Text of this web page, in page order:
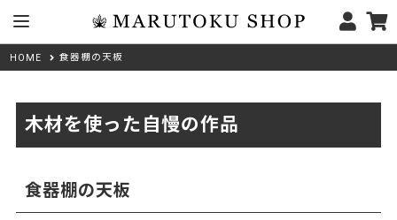
HOME 食器棚の天板
木材を使った自慢の作品
食器棚の天板